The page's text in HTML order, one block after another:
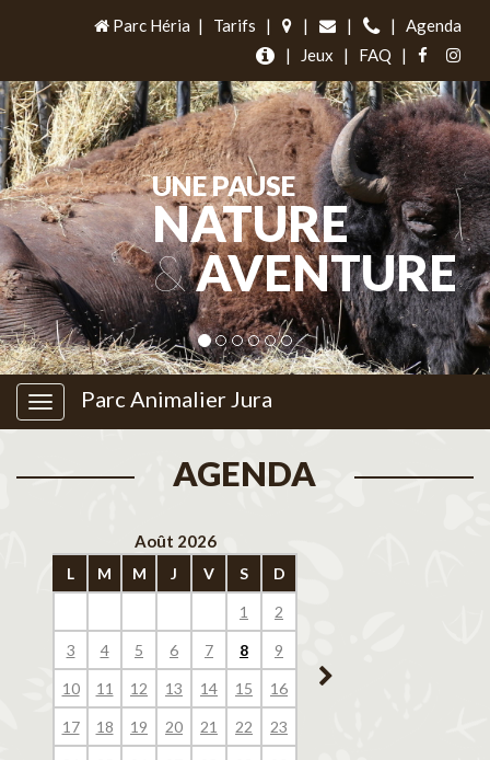
Parc Héria | Tarifs | | | |
Agenda
|
Jeux | FAQ |
UNE PAUSE
NATURE
&AVENTURE
Parc Animalier Jura
AGENDA
Août 2026
L M M J V S D
1 2
3 4 5 6 7 8 9
10 11 12 13 14 15 16
17 18 19 20 21 22 23
14